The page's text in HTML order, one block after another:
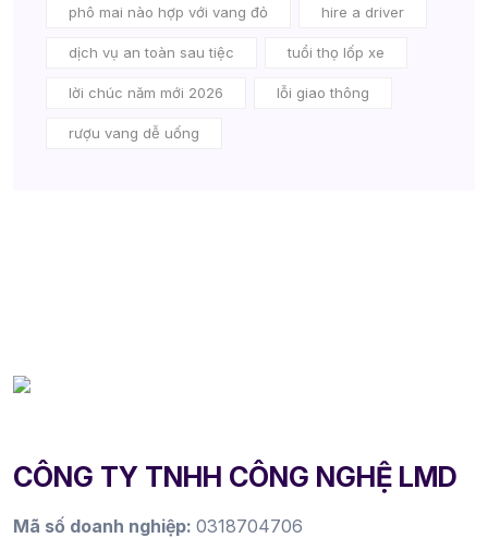
phô mai nào hợp với vang đỏ hire a driver
dịch vụ an toàn sau tiệc tuổi thọ lốp xe
lời chúc năm mới 2026 lỗi giao thông
rượu vang dễ uống
CÔNG TY TNHH CÔNG NGHỆ LMD
Mã số doanh nghiệp: 0318704706